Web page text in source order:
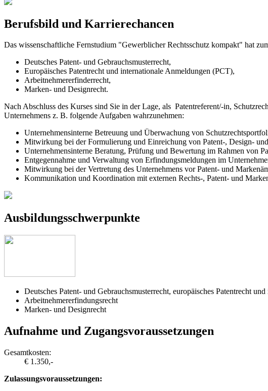
Berufsbild und Karrierechancen
Das wissenschaftliche Fernstudium "Gewerblicher Rechtsschutz kompakt" hat
Deutsches Patent- und Gebrauchsmusterrecht,
Europäisches Patentrecht und internationale Anmeldungen (PCT),
Arbeitnehmererfinderrecht,
Marken- und Designrecht.
Nach Abschluss des Kurses sind Sie in der Lage, als Patentreferent/-in,
Unternehmens z. B. folgende Aufgaben wahrzunehmen:
Unternehmensinterne Betreuung und Überwachung von
Mitwirkung bei der Formulierung und Einreichung von Patent-, Design-
Unternehmensinterne Beratung, Prüfung und Bewertung im Rahmen von
Entgegennahme und Verwaltung von Erfindungsmeldungen im
Mitwirkung bei der Vertretung des Unternehmens vor Patent- und
Kommunikation und Koordination mit externen Rechts-, Patent- und
Ausbildungsschwerpunkte
Deutsches Patent- und Gebrauchsmusterrecht, europäisches Patentrecht
Arbeitnehmererfindungsrecht
Marken- und Designrecht
Aufnahme und Zugangsvoraussetzungen
Gesamtkosten:
€ 1.350,-
Zulassungsvoraussetzungen: